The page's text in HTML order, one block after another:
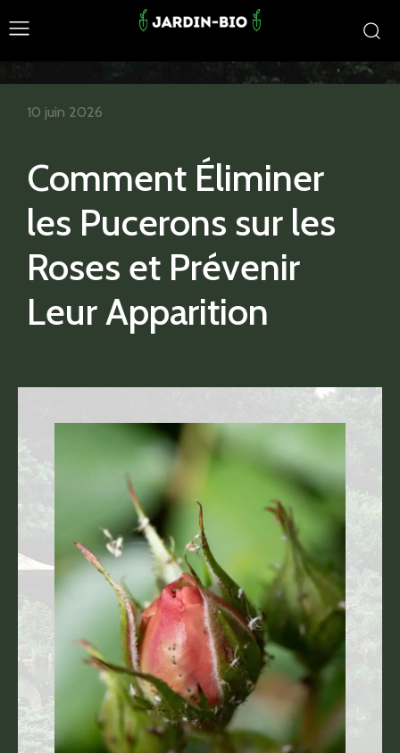
Comment Éliminer
les Pucerons sur les
Roses et Prévenir
Leur Apparition
10 juin 2026